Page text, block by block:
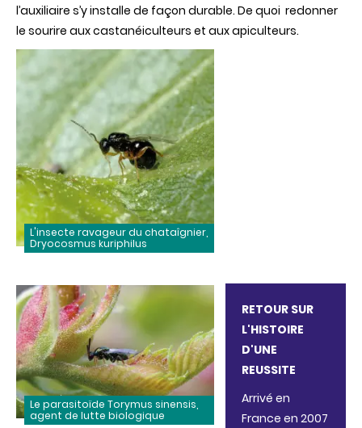
l’auxiliaire s’y installe de façon durable. De quoi redonner
le sourire aux castanéiculteurs et aux apiculteurs.
L'insecte ravageur du chataîgnier,
Dryocosmus kuriphilus
Le parasitoïde Torymus sinensis,
agent de lutte biologique
RETOUR SUR
L'HISTOIRE
D'UNE
REUSSITE
Arrivé en
France en 2007